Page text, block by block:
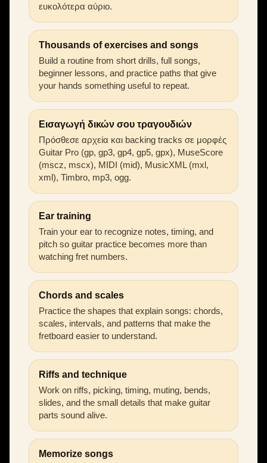
ευκολότερα αύριο.
Thousands of exercises and songs
Build a routine from short drills, full songs,
beginner lessons, and practice paths that give
your hands something useful to repeat.
Εισαγωγή δικών σου τραγουδιών
Πρόσθεσε αρχεία και backing tracks σε μορφές
Guitar Pro (gp, gp3, gp4, gp5, gpx), MuseScore
(mscz, mscx), MIDI (mid), MusicXML (mxl,
xml), Timbro, mp3, ogg.
Ear training
Train your ear to recognize notes, timing, and
pitch so guitar practice becomes more than
watching fret numbers.
Chords and scales
Practice the shapes that explain songs: chords,
scales, intervals, and patterns that make the
fretboard easier to understand.
Riffs and technique
Work on riffs, picking, timing, muting, bends,
slides, and the small details that make guitar
parts sound alive.
Memorize songs